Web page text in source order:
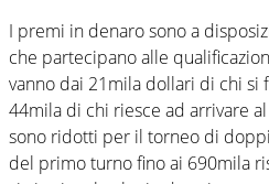
I premi in denaro sono a
che partecipano alle
vanno dai 21mila dollari di chi si
44mila di chi riesce ad arrivare
sono ridotti per il torneo di
del primo turno fino ai 690mila